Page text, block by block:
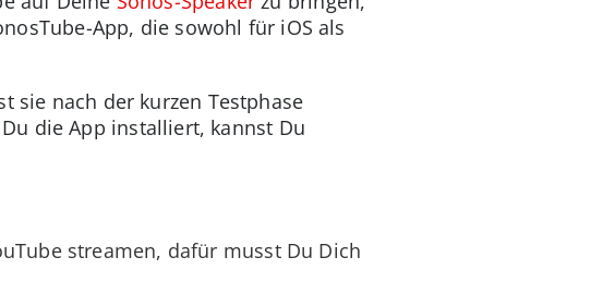
App, die sowohl für iOS als
sie nach der kurzen Testphase
die App installiert, kannst Du
streamen, dafür musst Du Dich